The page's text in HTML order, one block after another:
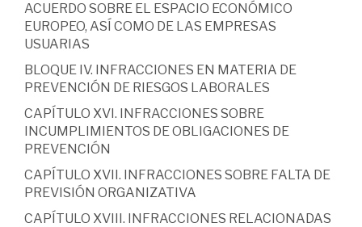
ACUERDO SOBRE EL ESPACIO ECONÓMICO
EUROPEO, ASÍ COMO DE LAS EMPRESAS
USUARIAS
BLOQUE IV. INFRACCIONES EN MATERIA DE
PREVENCIÓN DE RIESGOS LABORALES
CAPÍTULO XVI. INFRACCIONES SOBRE
INCUMPLIMIENTOS DE OBLIGACIONES DE
PREVENCIÓN
CAPÍTULO XVII. INFRACCIONES SOBRE FALTA DE
PREVISIÓN ORGANIZATIVA
CAPÍTULO XVIII. INFRACCIONES RELACIONADAS